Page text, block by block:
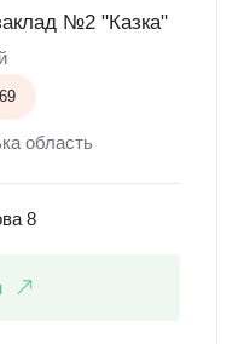
№2 "Казка"
область
8